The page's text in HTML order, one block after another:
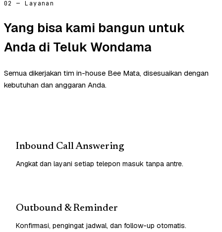
02 — Layanan
Yang bisa kami bangun untuk
Anda di Teluk Wondama
Semua dikerjakan tim in-house Bee Mata, disesuaikan dengan
kebutuhan dan anggaran Anda.
Inbound Call Answering
Angkat dan layani setiap telepon masuk tanpa antre.
Outbound & Reminder
Konfirmasi, pengingat jadwal, dan follow-up otomatis.